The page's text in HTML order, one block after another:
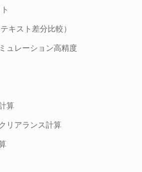
キスト差分比較）
ュレーション高精度
算
リアランス計算